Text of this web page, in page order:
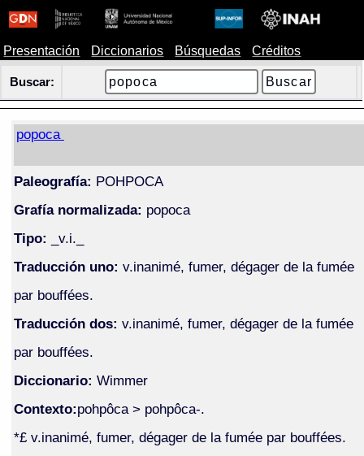
Presentación Diccionarios Búsquedas Créditos
Buscar:
popoca
Paleografía: POHPOCA
Grafía normalizada: popoca
Tipo: _v.i._
Traducción uno: v.inanimé, fumer, dégager de la fumée
par bouffées.
Traducción dos: v.inanimé, fumer, dégager de la fumée
par bouffées.
Diccionario: Wimmer
Contexto:pohpôca > pohpôca-.
*£ v.inanimé, fumer, dégager de la fumée par bouffées.